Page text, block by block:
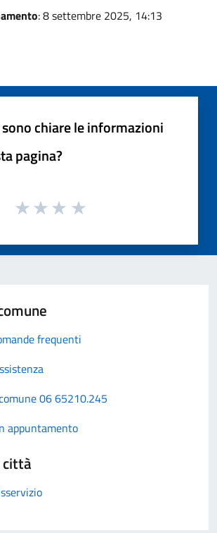
: 8 settembre 2025, 14:13
chiare le informazioni
pagina?
frequenti
06 65210.245
appuntamento
città